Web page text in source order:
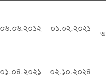
০৬.০৬.২০১২ ০১.০২.২০২১
০১.০৪.২০২১ ০২.১০.২০২৪